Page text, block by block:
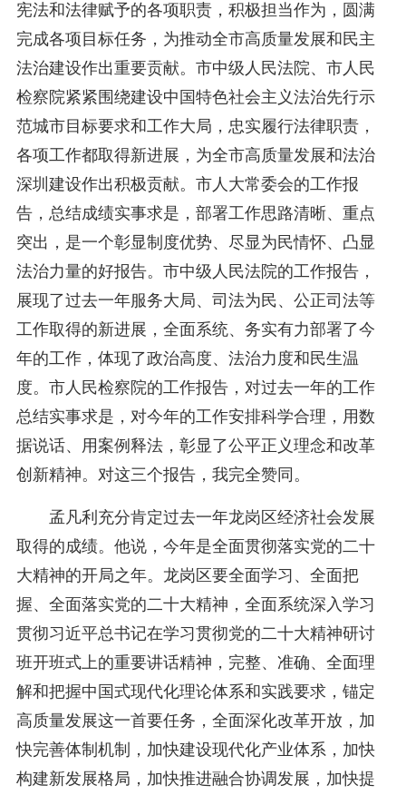
宪法和法律赋予的各项职责，积极担当作为，圆满
完成各项目标任务，为推动全市高质量发展和民主
法治建设作出重要贡献。市中级人民法院、市人民
检察院紧紧围绕建设中国特色社会主义法治先行示
范城市目标要求和工作大局，忠实履行法律职责，
各项工作都取得新进展，为全市高质量发展和法治
深圳建设作出积极贡献。市人大常委会的工作报
告，总结成绩实事求是，部署工作思路清晰、重点
突出，是一个彰显制度优势、尽显为民情怀、凸显
法治力量的好报告。市中级人民法院的工作报告，
展现了过去一年服务大局、司法为民、公正司法等
工作取得的新进展，全面系统、务实有力部署了今
年的工作，体现了政治高度、法治力度和民生温
度。市人民检察院的工作报告，对过去一年的工作
总结实事求是，对今年的工作安排科学合理，用数
据说话、用案例释法，彰显了公平正义理念和改革
创新精神。对这三个报告，我完全赞同。
孟凡利充分肯定过去一年龙岗区经济社会发展
取得的成绩。他说，今年是全面贯彻落实党的二十
大精神的开局之年。龙岗区要全面学习、全面把
握、全面落实党的二十大精神，全面系统深入学习
贯彻习近平总书记在学习贯彻党的二十大精神研讨
班开班式上的重要讲话精神，完整、准确、全面理
解和把握中国式现代化理论体系和实践要求，锚定
高质量发展这一首要任务，全面深化改革开放，加
快完善体制机制，加快建设现代化产业体系，加快
构建新发展格局，加快推进融合协调发展，加快提